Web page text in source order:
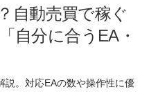
自動売買で稼ぐ
自分に合うEA・
説。対応EAの数や操作性に優